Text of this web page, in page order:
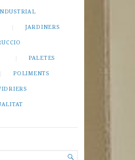
JARDINERS
PALETES
POLIMENTS
